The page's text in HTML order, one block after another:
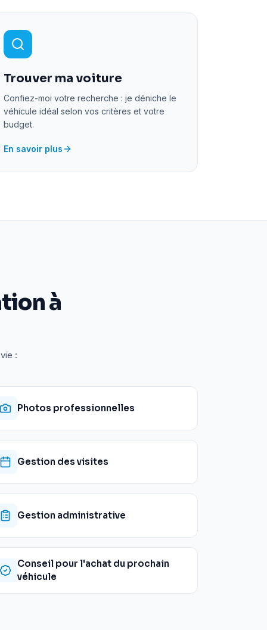
Trouver ma voiture
Confiez-moi votre recherche : je déniche le
véhicule idéal selon vos critères et votre
budget.
En savoir plus
à
:
Photos professionnelles
Gestion des visites
Gestion administrative
Conseil pour l'achat du prochain
véhicule